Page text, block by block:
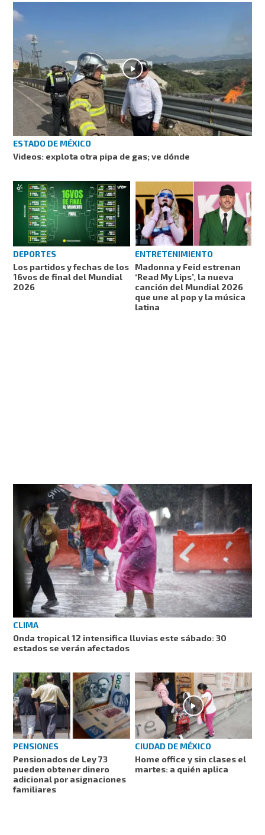
ESTADO DE MÉXICO
Videos: explota otra pipa de gas; ve dónde
DEPORTES
Los partidos y fechas de los
16vos de final del Mundial
2026
ENTRETENIMIENTO
Madonna y Feid estrenan
‘Read My Lips’, la nueva
canción del Mundial 2026
que une al pop y la música
latina
CLIMA
Onda tropical 12 intensifica lluvias este sábado: 30
estados se verán afectados
PENSIONES
Pensionados de Ley 73
pueden obtener dinero
adicional por asignaciones
familiares
CIUDAD DE MÉXICO
Home office y sin clases el
martes: a quién aplica